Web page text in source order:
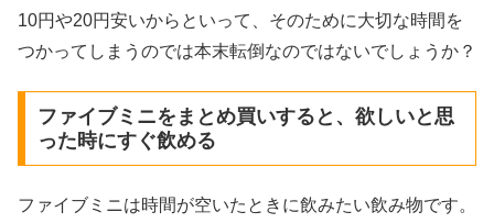
10円や20円安いからといって、そのために大切な時間を
つかってしまうのでは本末転倒なのではないでしょうか？
ファイブミニをまとめ買いすると、欲しいと思
った時にすぐ飲める
ファイブミニは時間が空いたときに飲みたい飲み物です。